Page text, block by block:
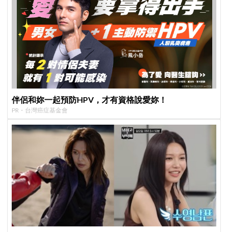
伴侶和妳一起預防HPV，才有資格說愛妳！
PR・台灣癌症基金會